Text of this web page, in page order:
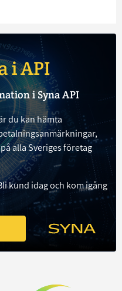
i API
i Syna API
du kan hämta
alla Sveriges företag
kund idag och kom igång